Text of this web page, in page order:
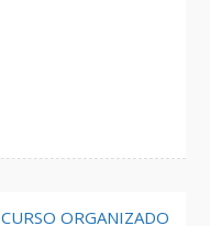
CURSO ORGANIZADO